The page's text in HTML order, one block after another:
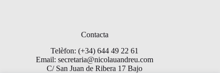
Contacta
Telèfon: (+34) 644 49 22 61
Email: secretaria@nicolauandreu.com
C/ San Juan de Ribera 17 Bajo